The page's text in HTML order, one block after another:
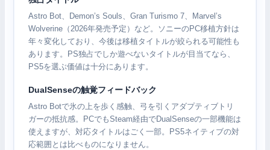
Astro Bot、Demon’s Souls、Gran Turismo 7、Marvel’s
Wolverine（2026年発売予定）など。ソニーのPC移植方針は
年々変化しており、今後は移植タイトルが絞られる可能性も
あります。PS独占でしか遊べないタイトルが目当てなら、
PS5を選ぶ価値は十分にあります。
DualSenseの触覚フィードバック
Astro Botで氷の上を歩く感触、弓を引くアダプティブトリ
ガーの抵抗感。PCでもSteam経由でDualSenseの一部機能は
使えますが、対応タイトルはごく一部。PS5ネイティブの対
応範囲とは比べものになりません。